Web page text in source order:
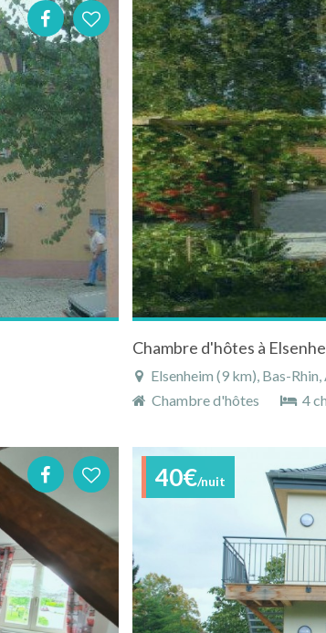
Chambre d'hôtes à
Elsenheim (9 km), Bas-
Chambre d'hôtes
4
40€/nuit